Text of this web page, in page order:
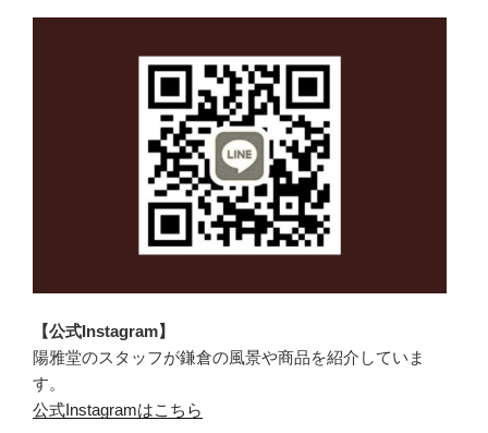
【公式Instagram】
陽雅堂のスタッフが鎌倉の風景や商品を紹介していま
す。
公式Instagramはこちら